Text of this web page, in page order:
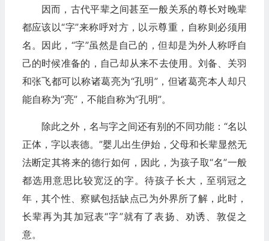
因而，古代平辈之间甚至一般关系的尊长对晚辈
都应该以“字”来称呼对方，以示尊重，自称则必须用
名。因此，“字”虽然是自己的，但却是为外人称呼自
己的时候准备的，自己却从来不去使用。刘备、关羽
和张飞都可以称诸葛亮为“孔明”，但诸葛亮本人却只
能自称为“亮”，不能自称为“孔明”。
除此之外，名与字之间还有别的不同功能：“名以
正体，字以表德。”婴儿出生伊始，父母和长辈显然无
法断定其将来的德行如何，因此，为孩子取“名”一般
都选用意思比较宽泛的字。待孩子长大，至弱冠之
年，其个性、察赋包括缺点己为外界所了解，此时，
长辈再为其加冠表“字”就有了表扬、劝诱、敦促之
意。